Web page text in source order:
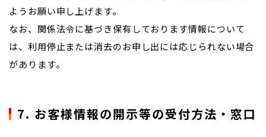
ようお願い申し上げます。
なお、関係法令に基づき保有しております情報について
は、利用停止または消去のお申し出には応じられない場合
があります。
7. お客様情報の開示等の受付方法・窓口